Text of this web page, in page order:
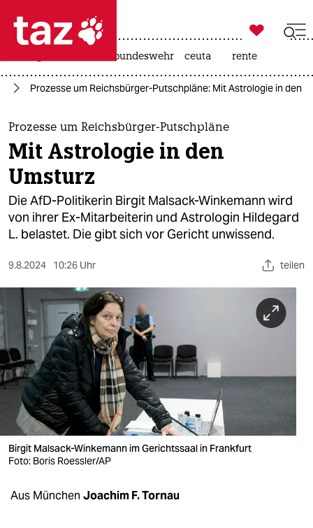
 taz zahl ich
taz zahl ich
themen
politik
öko
gesellschaft
sport
berlin
nord
wahrheit
verlag
verlag
veranstaltungen
shop

taz zahl ich
bundeswehr ceuta rente
Prozesse um Reichsbürger-Putschpläne: Mit Astrologie in den
Prozesse um Reichsbürger-Putschpläne
Mit Astrologie in den
Umsturz
Die AfD-Politikerin Birgit Malsack-Winkemann wird
von ihrer Ex-Mitarbeiterin und Astrologin Hildegard
L. belastet. Die gibt sich vor Gericht unwissend.
9.8.2024 10:26 Uhr teilen
Birgit Malsack-Winkemann im Gerichtssaal in Frankfurt
Foto: Boris Roessler/AP
Aus München Joachim F. Tornau